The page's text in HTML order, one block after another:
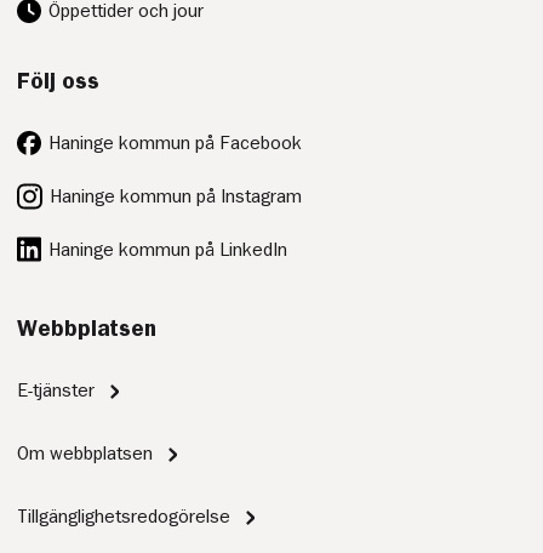
Öppettider och jour
Följ oss
Haninge kommun på Facebook
Haninge kommun på Instagram
Haninge kommun på LinkedIn
Webbplatsen
E-tjänster
Om webbplatsen
Tillgänglighetsredogörelse